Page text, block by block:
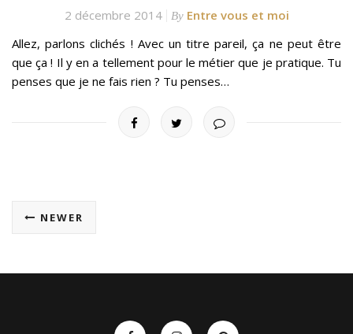
2 décembre 2014 By Entre vous et moi
Allez, parlons clichés ! Avec un titre pareil, ça ne peut être
que ça ! Il y en a tellement pour le métier que je pratique. Tu
penses que je ne fais rien ? Tu penses…
NEWER